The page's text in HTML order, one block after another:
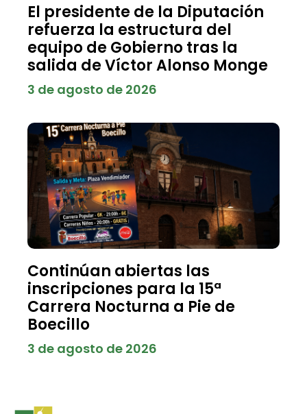
El presidente de la Diputación
refuerza la estructura del
equipo de Gobierno tras la
salida de Víctor Alonso Monge
3 de agosto de 2026
Continúan abiertas las
inscripciones para la 15ª
Carrera Nocturna a Pie de
Boecillo
3 de agosto de 2026